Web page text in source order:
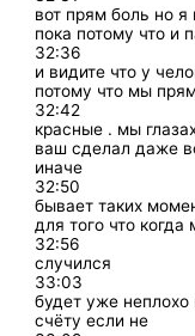
вот прям боль но
пока потому что и
32:36
и видите что у
потому что мы
32:42
красные . мы
ваш сделал даже
иначе
32:50
бывает таких
для того что
32:56
случился
33:03
будет уже
счёту если не